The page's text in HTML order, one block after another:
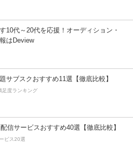
10代～20代を応援！オーディション・
はDeview
サブスクおすすめ11選【徹底比較】
足度ランキング
信サービスおすすめ40選【徹底比較】
ビス20選